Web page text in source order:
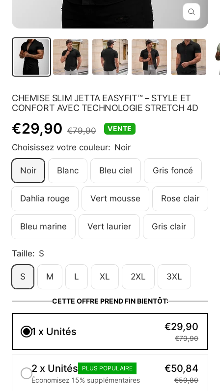
Zoom
CHEMISE SLIM JETTA EASYFIT™ – STYLE ET
CONFORT AVEC TECHNOLOGIE STRETCH 4D
Prix
de
vente
€29,90 Prix
normal
€79,90 VENTE
Choisissez votre couleur: Noir
Noir Blanc Bleu ciel Gris foncé
Dahlia rouge Vert mousse Rose clair
Bleu marine Vert laurier Gris clair
Taille: S
S M L XL 2XL 3XL
CETTE OFFRE PREND FIN BIENTÔT:
1 x Unités €29,90
€79,90
2 x Unités PLUS POPULAIRE
Économisez 15% supplémentaires
€50,84
€59,80